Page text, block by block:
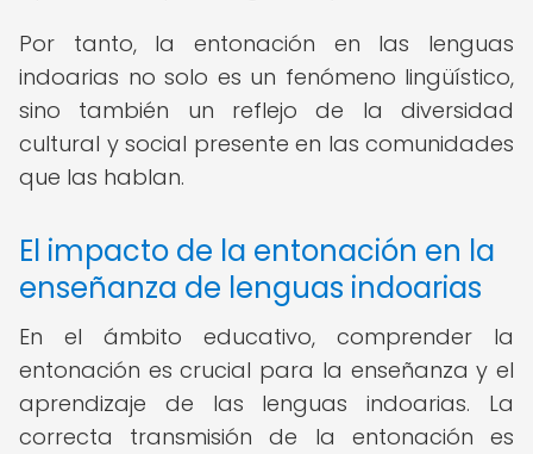
Por tanto, la entonación en las lenguas
indoarias no solo es un fenómeno lingüístico,
sino también un reflejo de la diversidad
cultural y social presente en las comunidades
que las hablan.
El impacto de la entonación en la
enseñanza de lenguas indoarias
En el ámbito educativo, comprender la
entonación es crucial para la enseñanza y el
aprendizaje de las lenguas indoarias. La
correcta transmisión de la entonación es